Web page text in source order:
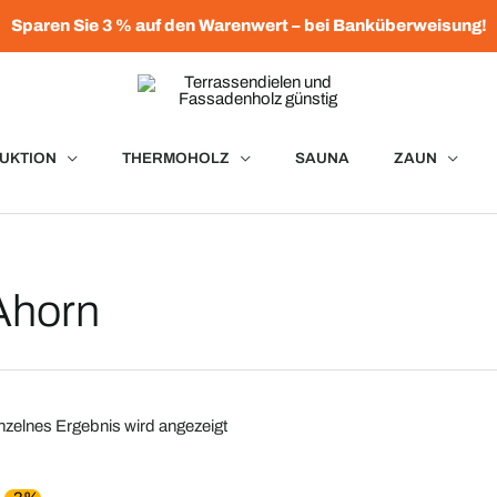
Sparen Sie 3 % auf den Warenwert – bei Banküberweisung!
THERMOHOLZ SAUNA ZAUN
Ergebnis wird angezeigt